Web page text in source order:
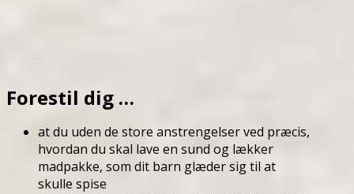
Forestil dig …
at du uden de store anstrengelser ved præcis,
hvordan du skal lave en sund og lækker
madpakke, som dit barn glæder sig til at
skulle spise